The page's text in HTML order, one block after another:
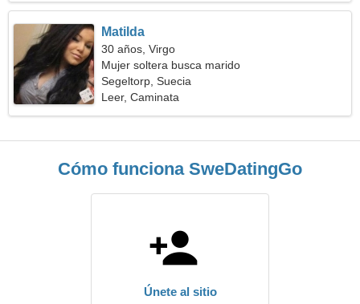
Matilda
30 años, Virgo
Mujer soltera busca marido
Segeltorp, Suecia
Leer, Caminata
Cómo funciona SweDatingGo
Únete al sitio